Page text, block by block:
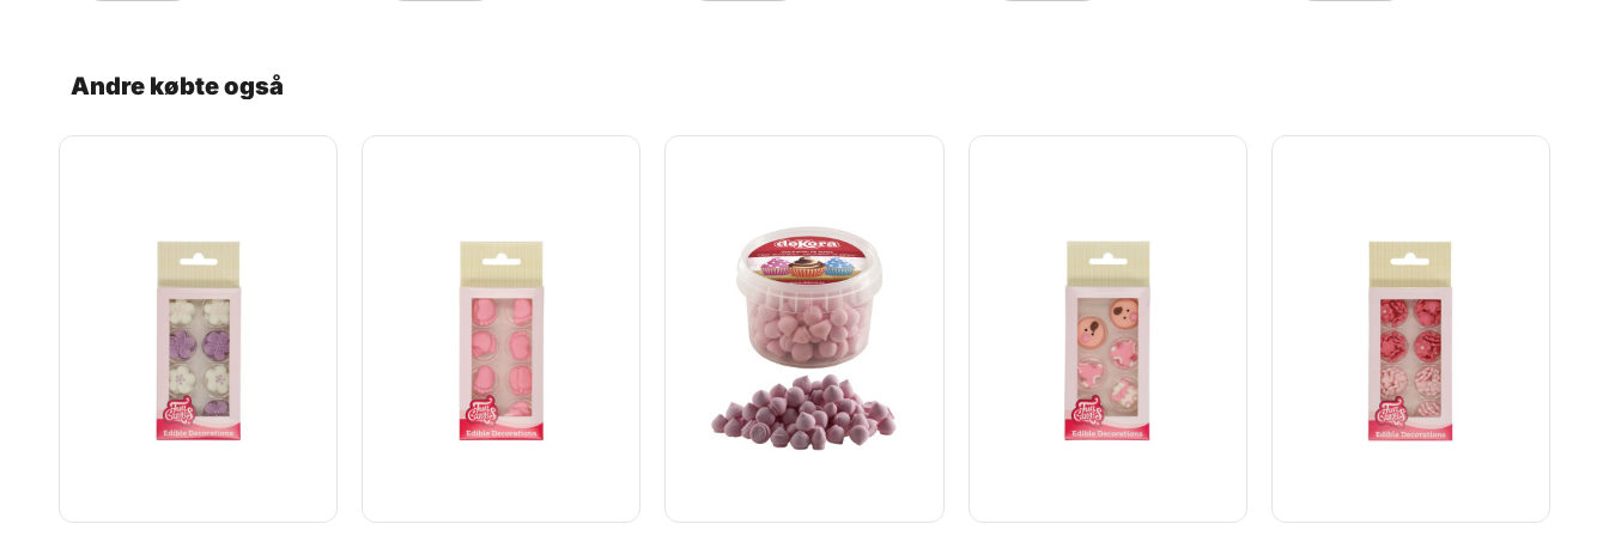
sammen med royal icing på
Produktdetaljer:
med 6 røde roser Mål pr. rose:
løsning, når du vil løfte dine
bagværk til næste niveau.
sammen med royal icing på
Produktdetaljer:
Mors Dag og bryllupper Sæt
med 6 hvide roser Mål pr.
rose: ca. 3 cm En nem og
elegant løsning, når du vil
løfte dine bagværk til næste
småkager – fx oven på
elefanter Ideel til kawaii-
Andre købte også